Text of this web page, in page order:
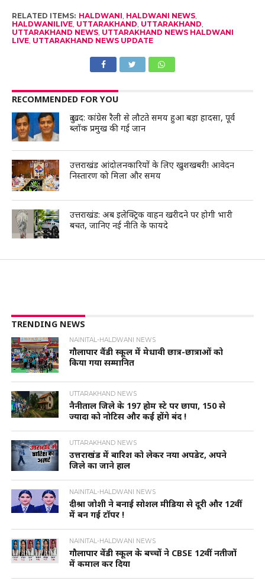
RELATED ITEMS: HALDWANI HALDWANI NEWS,
HALDWANILIVE, UTTARAKHAND UTTARAKHAND
UTTARAKHAND NEWS, UTTARAKHAND NEWS HALDWANI
LIVE, UTTARAKHAND NEWS UPDATE
RECOMMENDED FOR YOU
दुःखद: कांग्रेस रैली से लौटते समय हुआ बड़ा हादसा, पूर्व
ब्लॉक प्रमुख की गई जान
उत्तराखंड आंदोलनकारियों के लिए खुशखबरी! आवेदन
निस्तारण को मिला और समय
उत्तराखंड: अब इलेक्ट्रिक वाहन खरीदने पर होगी भारी
बचत, जानिए नई नीति के फायदे
TRENDING NEWS
NAINITAL-HALDWANI NEWS
गौलापार वैंडी स्कूल में मेधावी छात्र-छात्राओं को
किया गया सम्मानित
UTTARAKHAND NEWS
नैनीताल जिले के 197 होम स्टे पर छापा, 150 से
ज्यादा को नोटिस और कई होंगे बंद !
UTTARAKHAND NEWS
उत्तराखंड में बारिश को लेकर नया अपडेट, अपने
जिले का जाने हाल
NAINITAL-HALDWANI NEWS
दीश्रा जोशी ने बनाई सोशल मीडिया से दूरी और 12वीं
में बन गई टॉपर !
NAINITAL-HALDWANI NEWS
गौलापार वेंडी स्कूल के बच्चों ने CBSE 12वीं नतीजों
में कमाल कर दिया